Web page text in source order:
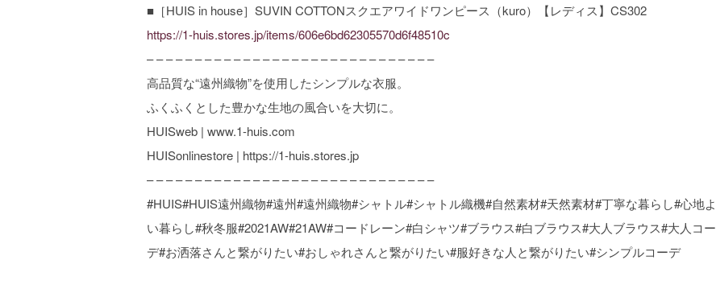
■［HUIS in house］SUVIN COTTONスクエアワイドワンピース（kuro）【レディス】CS302
https://1-huis.stores.jp/items/606e6bd62305570d6f48510c
– – – – – – – – – – – – – – – – – – – – – – – – – – – – – –
高品質な“遠州織物”を使用したシンプルな衣服。
ふくふくとした豊かな生地の風合いを大切に。
HUISweb | www.1-huis.com
HUISonlinestore | https://1-huis.stores.jp
– – – – – – – – – – – – – – – – – – – – – – – – – – – – – –
#HUIS#HUIS遠州織物#遠州#遠州織物#シャトル#シャトル織機#自然素材#天然素材#丁寧な暮らし#心地よ
い暮らし#秋冬服#2021AW#21AW#コードレーン#白シャツ#ブラウス#白ブラウス#大人ブラウス#大人コー
デ#お洒落さんと繋がりたい#おしゃれさんと繋がりたい#服好きな人と繋がりたい#シンプルコーデ